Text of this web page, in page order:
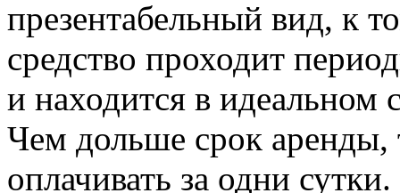
презентабельный вид, к
средство проходит
и находится в идеальном
Чем дольше срок
оплачивать за одни